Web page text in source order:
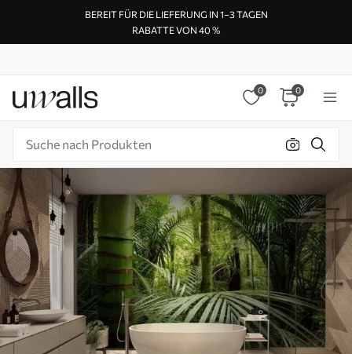
BEREIT FÜR DIE LIEFERUNG IN 1–3 TAGEN
RABATTE VON 40 %
0 0